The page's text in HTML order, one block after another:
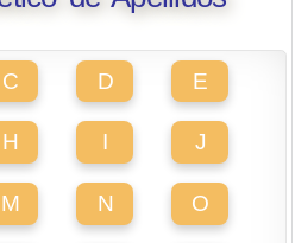
C D E
H I J
M N O